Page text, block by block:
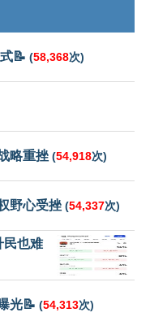
📝 (58,368次)
略重挫 (54,918次)
野心受挫 (54,337次)
民也难
光📝 (54,313次)